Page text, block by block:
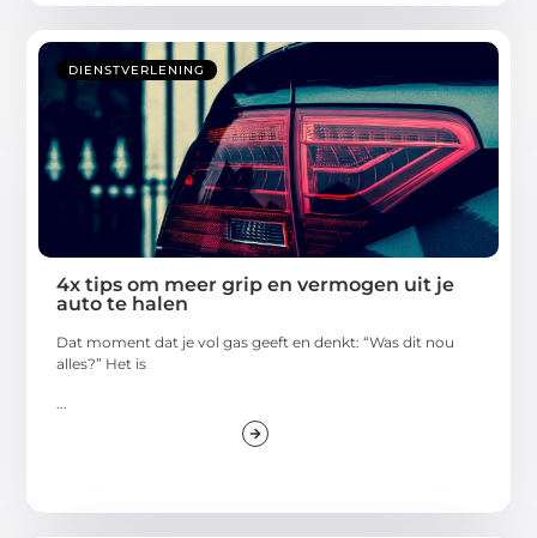
DIENSTVERLENING
4x tips om meer grip en vermogen uit je
auto te halen
Dat moment dat je vol gas geeft en denkt: “Was dit nou
alles?” Het is